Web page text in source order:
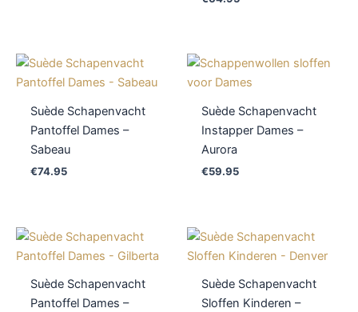
Suède Schapenvacht
Pantoffel Dames –
Sabeau
€74.95
Suède Schapenvacht
Instapper Dames –
Aurora
€59.95
Suède Schapenvacht
Pantoffel Dames –
Suède Schapenvacht
Sloffen Kinderen –